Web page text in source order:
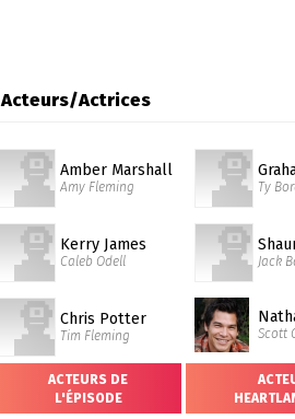
Acteurs/Actrices
Amber Marshall
Amy Fleming Ty
Kerry James
Caleb Odell Jack
Chris Potter
Tim Fleming Scott
ACTEURS DE
L'ÉPISODE